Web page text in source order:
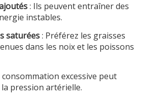
: Ils peuvent entraîner des
instables.
saturées: Préférez les graisses
dans les noix et les poissons
consommation excessive peut
pression artérielle.